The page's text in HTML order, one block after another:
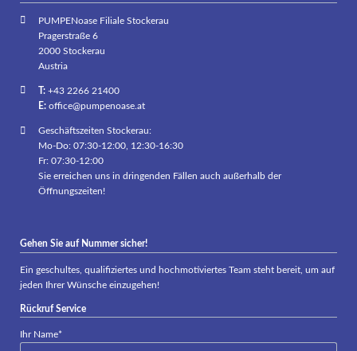
PUMPENoase Filiale Stockerau
Pragerstraße 6
2000 Stockerau
Austria
T:+43 2266 21400
E: office@pumpenoase.at
Geschäftszeiten Stockerau:
Mo-Do: 07:30-12:00, 12:30-16:30
Fr: 07:30-12:00
Sie erreichen uns in dringenden Fällen auch außerhalb der
Öffnungszeiten!
Gehen Sie auf Nummer sicher!
Ein geschultes, qualifiziertes und hochmotiviertes Team steht bereit, um auf
jeden Ihrer Wünsche einzugehen!
Rückruf Service
Pflichtfeld
Ihr Name*